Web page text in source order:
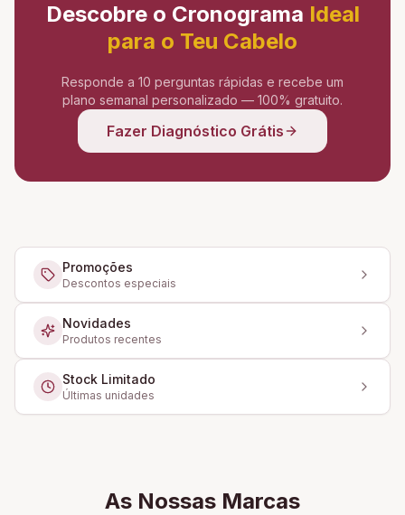
Descobre o Cronograma Ideal
para o Teu Cabelo
Responde a 10 perguntas rápidas e recebe um
plano semanal personalizado — 100% gratuito.
Fazer Diagnóstico Grátis
Promoções
Descontos especiais
Novidades
Produtos recentes
Stock Limitado
Últimas unidades
As Nossas Marcas